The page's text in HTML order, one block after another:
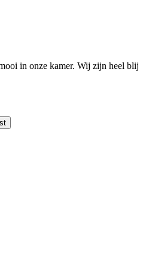
in onze kamer. Wij zijn heel blij